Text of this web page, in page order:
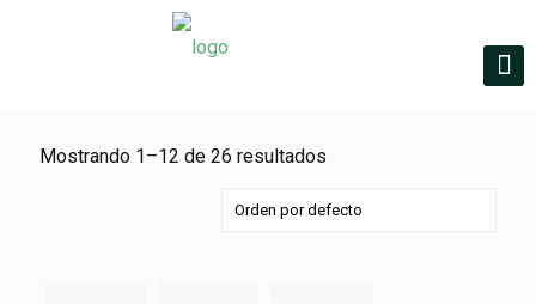
Mostrando 1–12 de 26 resultados